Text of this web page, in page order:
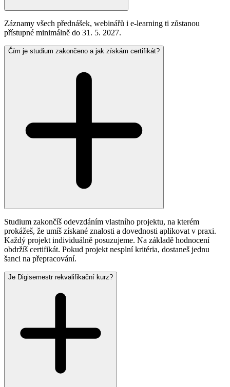
Záznamy všech přednášek, webinářů i e-learning ti zůstanou
přístupné minimálně do 31. 5. 2027.
Čím je studium zakončeno a jak získám certifikát?
Studium zakončíš odevzdáním vlastního projektu, na kterém
prokážeš, že umíš získané znalosti a dovednosti aplikovat v praxi.
Každý projekt individuálně posuzujeme. Na základě hodnocení
obdržíš certifikát. Pokud projekt nesplní kritéria, dostaneš jednu
šanci na přepracování.
Je Digisemestr rekvalifikační kurz?